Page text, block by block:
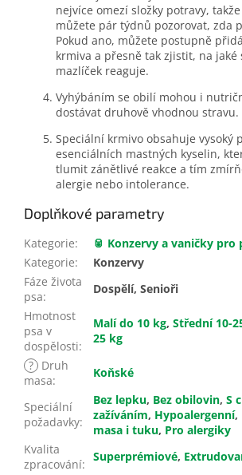
nejvíce omezí složky potravy,
můžete pár týdnů pozorovat, zda
Pokud ano, můžete postupně
krmiva a přesně tak zjistit, na jaké
mazlíček reaguje.
Vyhýbáním se obilí mohou i
dostávat druhově vhodnou stravu.
Speciální krmivo obsahuje vysoký
esenciálních mastných kyselin,
tlumit zánětlivé reakce a tím
alergie nebo intolerance.
Doplňkové parametry
Kategorie:
🥫 Konzervy a vaničky pro
Kategorie:
Konzervy
Fáze života
psa:
Dospělí, Senioři
Hmotnost
psa v
dospělosti:
Malí do 10 kg, Střední 10-
25 kg
? Druh
masa:
Koňské
Speciální
požadavky:
Bez lepku, Bez obilovin, S
zažíváním, Hypoalergenní,
masa i tuku, Pro alergiky
Kvalita
zpracování:
Superprémiové,